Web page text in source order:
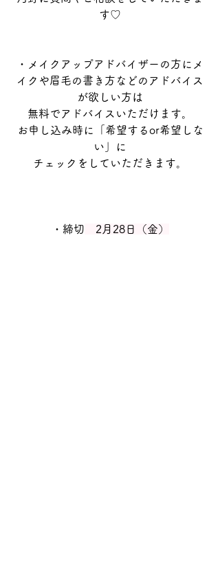
す♡
・メイクアップアドバイザーの方にメ
イクや眉毛の書き方などのアドバイス
が欲しい方は
無料でアドバイスいただけます。
お申し込み時に「希望するor希望しな
い」に
チェックをしていただきます。
・締切 2月28日（金）